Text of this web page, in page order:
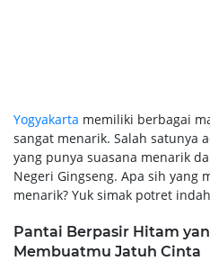
Yogyakarta memiliki berbagai
sangat menarik. Salah satunya
yang punya suasana menarik
Negeri Gingseng. Apa sih yang
menarik? Yuk simak potret
Pantai Berpasir Hitam
Membuatmu Jatuh Cinta